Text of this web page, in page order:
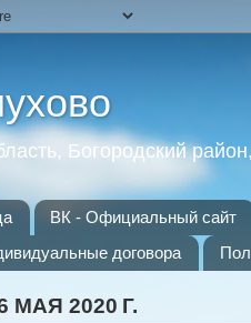
Богородский
ВК - Официальный сайт
договора
МАЯ 2020 Г.